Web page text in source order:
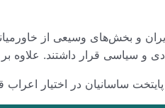
و بخش‌های وسیعی
و سیاسی قرار داشتند.
ساسانیان در اختیار